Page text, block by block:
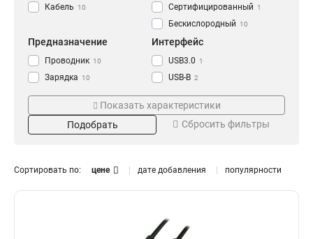
Кабель 10 Сертифицированный 1
Бескислородный 10
Предназначение
Проводник 10
Зарядка 10
Передача данных 10
Интерфейс
USB3.0 1
USB-B 2
Type-С 5
USB2.0 9
USB 10
Показать характеристики
Подобрать
Сбросить фильтры
Сортировать по: цене дате добавления популярности